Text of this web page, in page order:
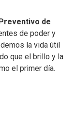
de
de poder y
la vida útil
que el brillo y la
el primer día.